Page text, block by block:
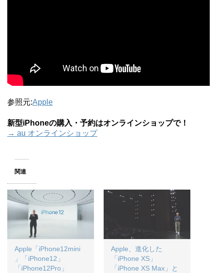
参照元:Apple
新型iPhoneの購入・予約はオンラインショップで！
→ au オンラインショップ
関連
Apple「iPhone12mini
」「iPhone12」
「iPhone12Pro」
Apple、進化した
「iPhone XS」
「iPhone XS Max」と